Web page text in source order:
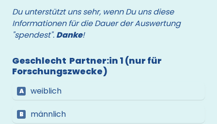
Du unterstützt uns sehr, wenn Du uns diese
Informationen für die Dauer der Auswertung
"spendest". Danke!
Geschlecht  Partner:in 1 (nur für
Forschungszwecke)
A weiblich
B männlich